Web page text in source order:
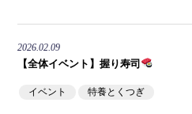
2026.02.09
【全体イベント】握り寿司
イベント 特養とくつぎ